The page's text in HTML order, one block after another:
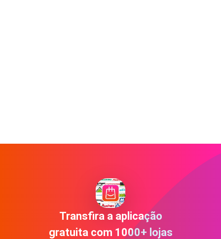
Transfira a aplicação
gratuita com 1000+ lojas